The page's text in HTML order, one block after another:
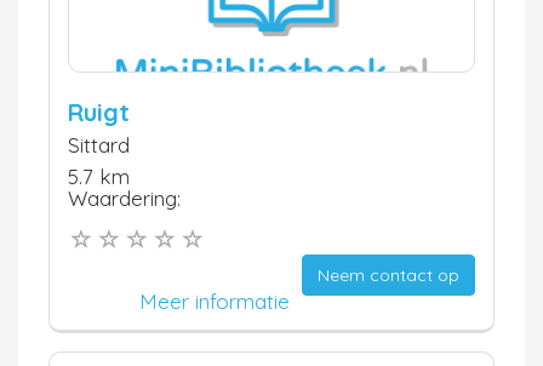
Ruigt
Sittard
5.7 km
Waardering:
Neem contact op
Meer informatie